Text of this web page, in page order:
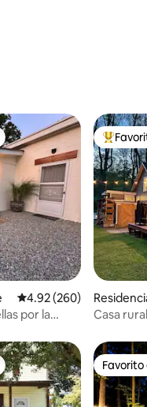
Calificación promedio:
4.92 (260)
por la
De los
Casa
Favorito